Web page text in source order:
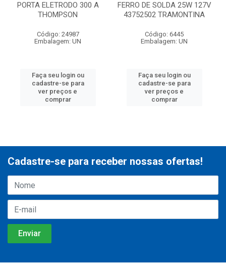
PORTA ELETRODO 300 A
THOMPSON
Código: 24987
Embalagem: UN
Faça seu login ou
cadastre-se para
ver preços e
comprar
FERRO DE SOLDA 25W 127V
43752502 TRAMONTINA
Código: 6445
Embalagem: UN
Faça seu login ou
cadastre-se para
ver preços e
comprar
Cadastre-se para receber nossas ofertas!